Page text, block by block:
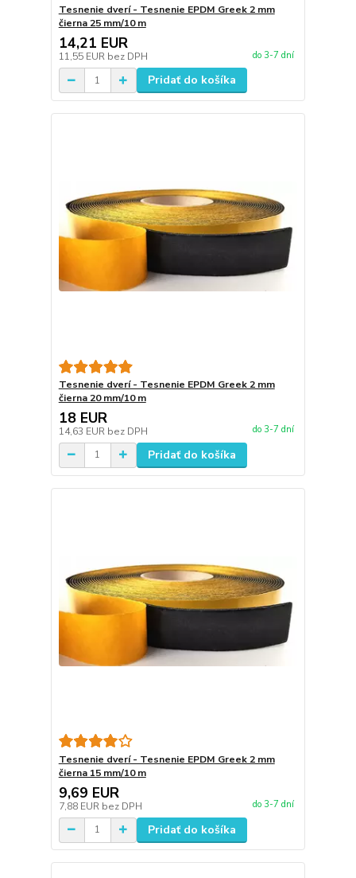
Tesnenie dverí - Tesnenie EPDM Greek 2 mm
čierna 25 mm/10 m
14,21 EUR
11,55 EUR bez DPH do 3-7 dní
Pridať do košíka
Tesnenie dverí - Tesnenie EPDM Greek 2 mm
čierna 20 mm/10 m
18 EUR
14,63 EUR bez DPH do 3-7 dní
Pridať do košíka
Tesnenie dverí - Tesnenie EPDM Greek 2 mm
čierna 15 mm/10 m
9,69 EUR
7,88 EUR bez DPH do 3-7 dní
Pridať do košíka